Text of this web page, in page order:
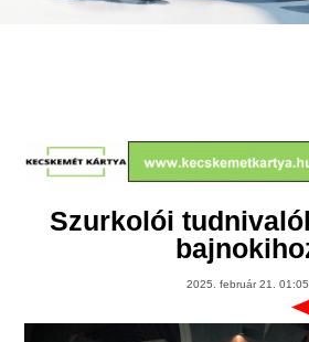
Szurkolói
2025. február 21. 01:05